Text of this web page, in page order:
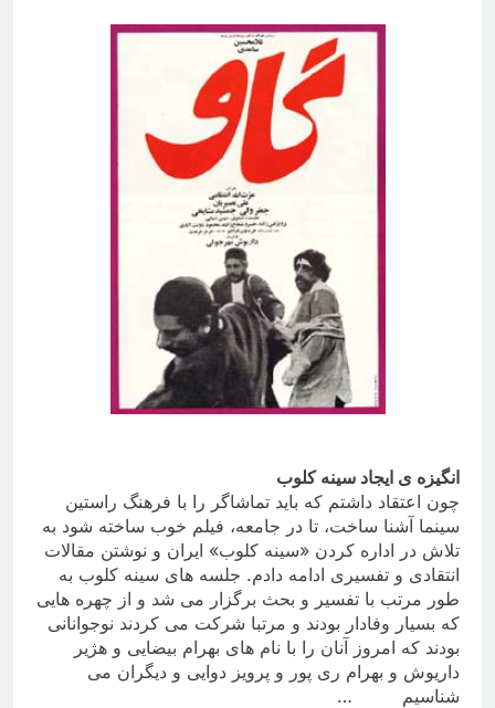
انگیزه ی ایجاد سینه کلوب
چون اعتقاد داشتم که باید تماشاگر را با فرهنگ راستین
سینما آشنا ساخت، تا در جامعه، فیلم خوب ساخته شود به
تلاش در اداره کردن «سینه کلوب» ایران و نوشتن مقالات
انتقادی و تفسیری ادامه دادم. جلسه های سینه کلوب به
طور مرتب با تفسیر و بحث برگزار می شد و از چهره هایی
که بسیار وفادار بودند و مرتبا شرکت می کردند نوجوانانی
بودند که امروز آنان را با نام های بهرام بیضایی و هژیر
داریوش و بهرام ری پور و پرویز دوایی و دیگران می
شناسیم
…